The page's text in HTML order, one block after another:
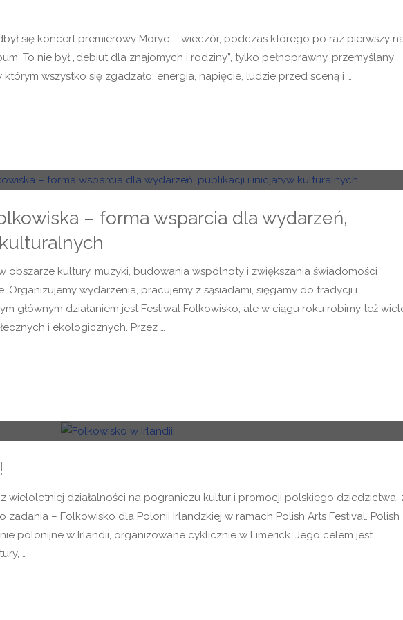
się koncert premierowy Morye – wieczór, podczas którego po raz pierwszy
To nie był „debiut dla znajomych i rodziny”, tylko pełnoprawny, przemyślany
wszystko się zgadzało: energia, napięcie, ludzie przed sceną i …
– forma wsparcia dla wydarzeń,
obszarze kultury, muzyki, budowania wspólnoty i zwiększania świadomości
wydarzenia, pracujemy z sąsiadami, sięgamy do tradycji i
głównym działaniem jest Festiwal Folkowisko, ale w ciągu roku robimy też
i ekologicznych. Przez …
wieloletniej działalności na pograniczu kultur i promocji polskiego dziedzictwa,
zadania – Folkowisko dla Polonii Irlandzkiej w ramach Polish Arts Festival. Polish
polonijne w Irlandii, organizowane cyklicznie w Limerick. Jego celem jest
…